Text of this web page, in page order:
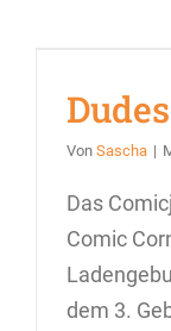
Von Sascha |
Das
Comic
dem 3.